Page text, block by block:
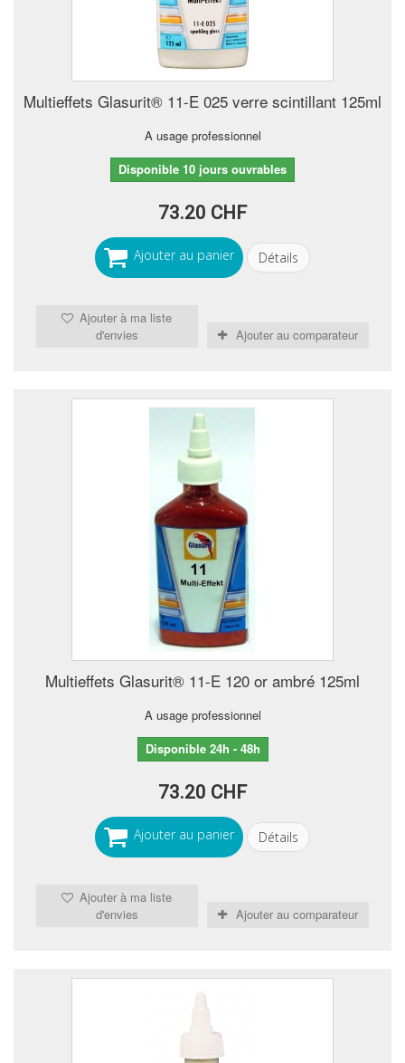
Multieffets Glasurit® 11-E 025 verre scintillant 125ml
A usage professionnel
Disponible 10 jours ouvrables
73.20 CHF
Ajouter au panier Détails
Ajouter à ma liste
d'envies
Ajouter au comparateur
Multieffets Glasurit® 11-E 120 or ambré 125ml
A usage professionnel
Disponible 24h - 48h
73.20 CHF
Ajouter au panier Détails
Ajouter à ma liste
d'envies
Ajouter au comparateur